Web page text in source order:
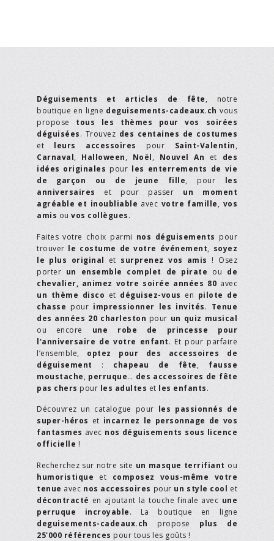
Déguisements et articles de fête, notre
boutique en ligne deguisements-cadeaux.ch vous
propose tous les thèmes pour vos soirées
déguisées. Trouvez des centaines de costumes
et leurs accessoires pour Saint-Valentin,
Carnaval, Halloween, Noël, Nouvel An et des
idées originales pour les enterrements de vie
de garçon ou de jeune fille, pour les
anniversaires et pour passer un moment
agréable et inoubliable avec votre famille, vos
amis ou vos collègues.
Faites votre choix parmi nos déguisements pour
trouver le costume de votre événement, soyez
le plus original et surprenez vos amis ! Osez
porter un ensemble complet de pirate ou de
chevalier, animez votre soirée années 80 avec
un thème disco et déguisez-vous en pilote de
chasse pour impressionner les invités. Tenue
des années 20 charleston pour un quiz musical
ou encore une robe de princesse pour
l'anniversaire de votre enfant. Et pour parfaire
l’ensemble, optez pour des accessoires de
déguisement : chapeau de fête, fausse
moustache, perruque… des accessoires de fête
pas chers pour les adultes et les enfants.
Découvrez un catalogue pour les passionnés de
super-héros et incarnez le personnage de vos
fantasmes avec nos déguisements sous licence
officielle !
Recherchez sur notre site un masque terrifiant ou
humoristique et composez vous-même votre
tenue avec nos accessoires pour un style cool et
décontracté en ajoutant la touche finale avec une
perruque incroyable. La boutique en ligne
deguisements-cadeaux.ch propose plus de
25'000 références pour tous les goûts !